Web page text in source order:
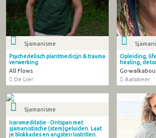
Sjamanisme
Psychedelisch plantmedicijn & trauma
verwerking
All Flows
De Lier
Opleiding,
healing,
Go-
Aalsmeer
Sjamanisme
Icaromeditatie - Ontspan met
sjamanistische (stem)geluiden. Laat
je blokkades en angsten lostrillen.